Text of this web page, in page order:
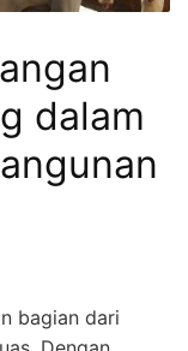
dalam
bagian dari